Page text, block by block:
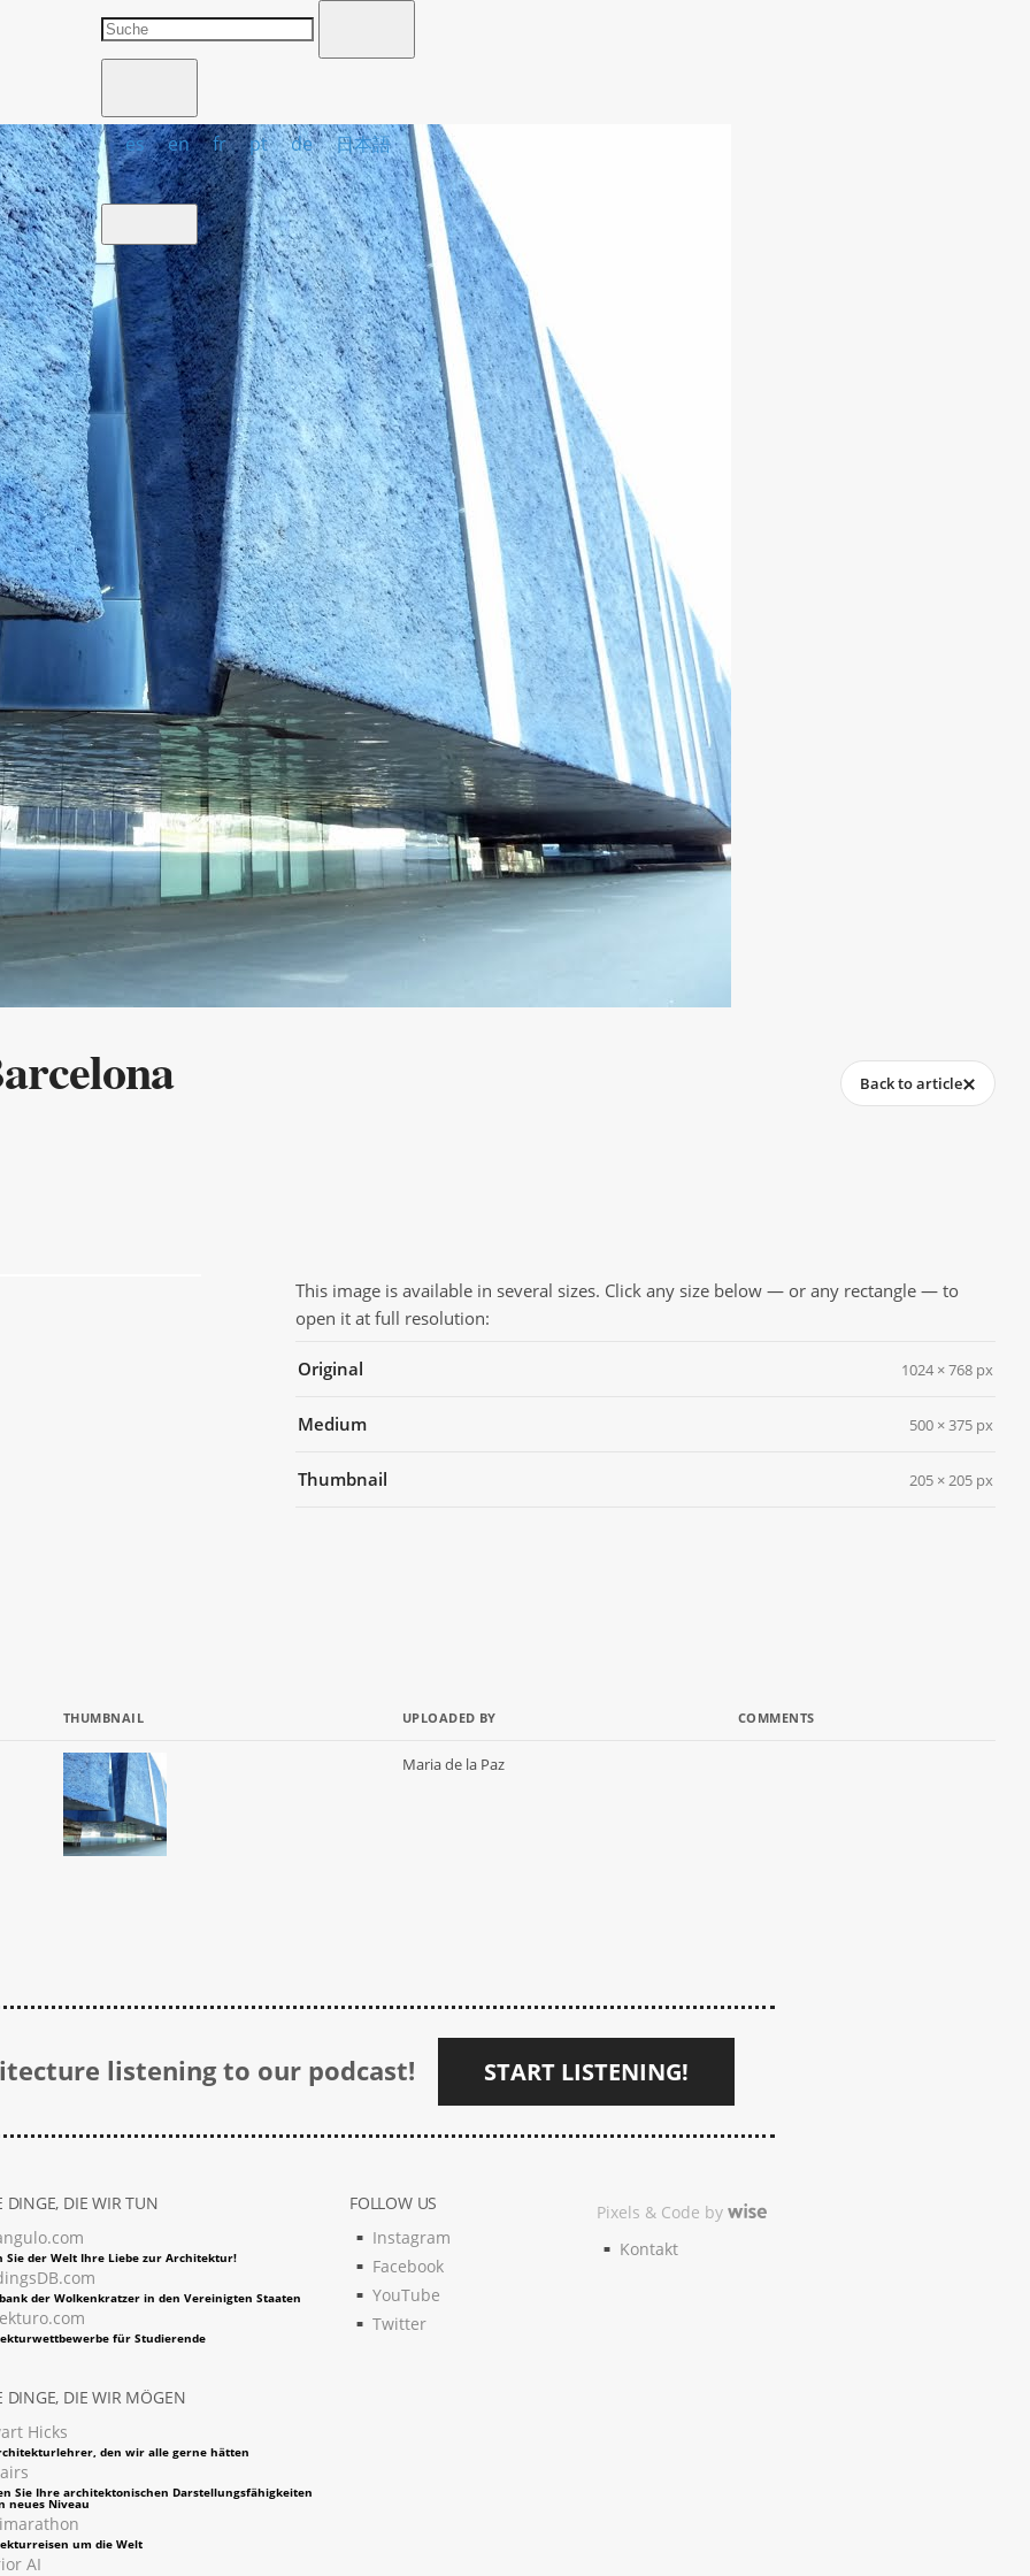
es en fr pt de 日本語
Back to article
This image is available in several sizes. Click any size below — or any rectangle — to
open it at full resolution:
Original 1024 × 768 px
Medium 500 × 375 px
Thumbnail 205 × 205 px
THUMBNAIL UPLOADED BY COMMENTS
Maria de la Paz
listening to our podcast! START LISTENING!
DINGE, DIE WIR TUN
Sie der Welt Ihre Liebe zur Architektur!
der Wolkenkratzer in den Vereinigten Staaten
für Studierende
DINGE, DIE WIR MÖGEN
Hicks
den wir alle gerne hätten
Sie Ihre architektonischen Darstellungsfähigkeiten
neues Niveau
um die Welt
AI
FOLLOW US
Instagram
Facebook
YouTube
Twitter
Pixels & Code by
Kontakt